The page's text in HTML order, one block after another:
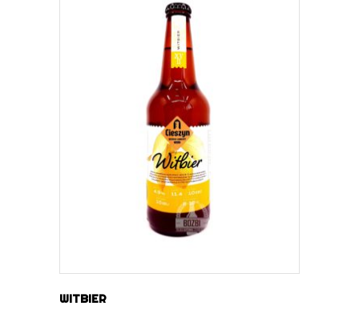
DOWIEDZ SIĘ WIĘCEJ
WITBIER